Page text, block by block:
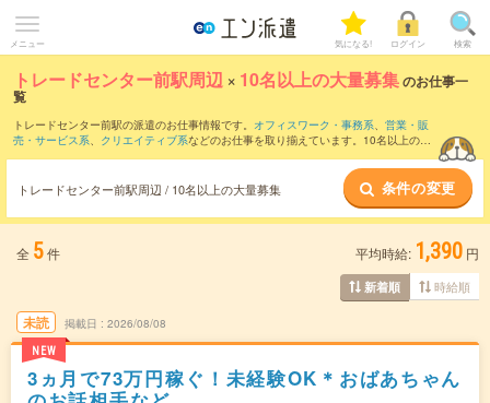
メニュー 気になる! ログイン 検索
トレードセンター前駅周辺 × 10名以上の大量募集のお仕事一
覧
トレードセンター前駅の派遣のお仕事情報です。 オフィスワーク・事務系、 営業・販
売・サービス系、 クリエイティブ系などのお仕事を取り揃えています。10名以上の大
トレードセンター前駅周辺 / 10名以上の大量募集 条件の変更
全 5件 平均時給: 1,390 円
新着順 時給順
未読
NEW
掲載日 2026/08/08
3ヵ月で73万円稼ぐ！未経験OK＊おばあちゃん